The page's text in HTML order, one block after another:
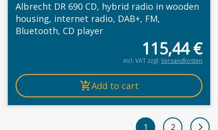
Albrecht DR 690 CD, hybrid radio in wooden
housing, internet radio, DAB+, FM,
Bluetooth, CD player
115,44€
incl. VAT zzgl. Versandkosten
Add to cart
1 2